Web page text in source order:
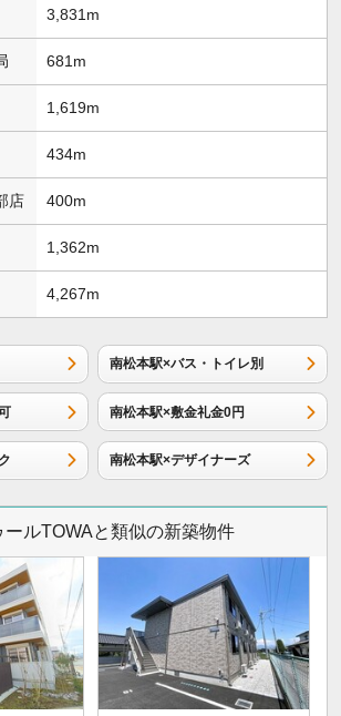
3,831m
681m
1,619m
434m
店 400m
1,362m
4,267m
南松本駅×バス・トイレ別
南松本駅×敷金礼金0円
南松本駅×デザイナーズ
ールTOWAと類似の新築物件